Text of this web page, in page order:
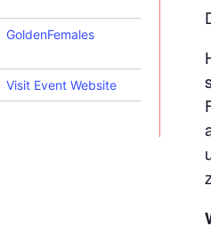
I
GoldenFemales
Visit Event Website